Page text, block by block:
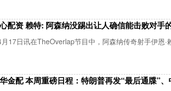
配资 赖特: 阿森纳没踢出让人确信能击败对手
17日讯在TheOverlap节目中，阿森纳传奇射手伊恩·
金配 本周重磅日程：特朗普再发“最后通牒”、中